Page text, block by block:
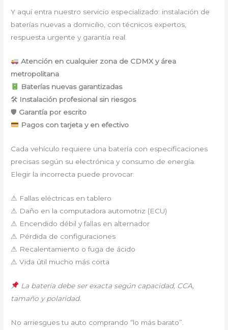
Y aquí entra nuestro servicio especializado: instalación de
baterías nuevas a domicilio, con técnicos expertos,
respuesta urgente y garantía real.
Atención en cualquier zona de CDMX y área
metropolitana
Baterías nuevas garantizadas
🛠 Instalación profesional sin riesgos
🛡 Garantía por escrito
Pagos con tarjeta y en efectivo
Cada vehículo requiere una batería con especificaciones
precisas según su electrónica y consumo de energía.
Elegir la incorrecta puede provocar:
⚠ Fallas eléctricas en tablero
⚠ Daño en la computadora automotriz (ECU)
⚠ Encendido débil y fallas en alternador
⚠ Pérdida de configuraciones
⚠ Recalentamiento o fuga de ácido
⚠ Vida útil mucho más corta
La batería debe ser exacta según capacidad, CCA,
tamaño y polaridad.
No arriesgues tu auto comprando “lo más barato”.